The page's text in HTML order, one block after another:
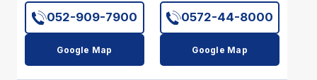
052-909-7900
Google Map
0572-44-8000
Google Map